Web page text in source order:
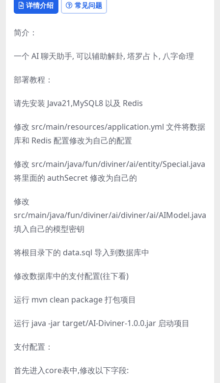
详情介绍 常见问题
简介：
一个 AI 聊天助手, 可以辅助解卦, 塔罗占卜, 八字命理
部署教程：
请先安装 Java21,MySQL8 以及 Redis
修改 src/main/resources/application.yml 文件将数据
库和 Redis 配置修改为自己的配置
修改 src/main/java/fun/diviner/ai/entity/Special.java
将里面的 authSecret 修改为自己的
修改
src/main/java/fun/diviner/ai/diviner/ai/AIModel.java
填入自己的模型密钥
将根目录下的 data.sql 导入到数据库中
修改数据库中的支付配置(往下看)
运行 mvn clean package 打包项目
运行 java -jar target/AI-Diviner-1.0.0.jar 启动项目
支付配置：
首先进入core表中,修改以下字段: